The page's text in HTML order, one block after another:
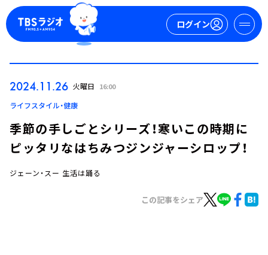
ログイン
ログイン
2024.11.26 火曜日 16:00
ライフスタイル・健康
季節の手しごとシリーズ！寒いこの時期に
ピッタリなはちみつジンジャーシロップ！
ジェーン・スー 生活は踊る
この記事をシェア